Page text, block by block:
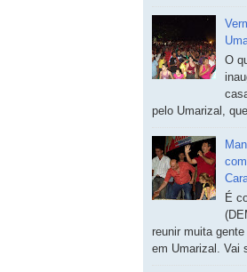
O
pelo Umarizal,
É
reunir muita
em Umarizal. Vai